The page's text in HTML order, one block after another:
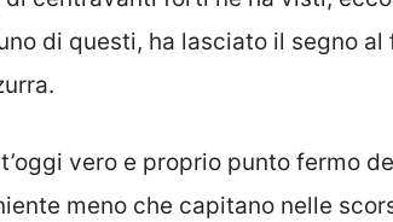
di questi, ha lasciato il segno al
vero e proprio punto fermo
meno che capitano nelle